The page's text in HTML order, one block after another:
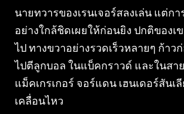
นายทวารของเรนเจอร์สลงเล่น แต่ก
อย่างใกล้ชิดเผยให้ก่อนยิง ปกติของเ
ไป ทางขวาอย่างรวดเร็วหลายๆ ก้า
ไปตีลูกบอล ในแบ็คกราวด์ และในสา
แม็คเกรเกอร์ จอร์แดน เฮนเดอร์สันเ
เคลื่อนไหว